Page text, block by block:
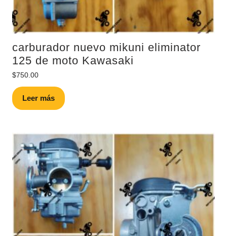
carburador nuevo mikuni eliminator
125 de moto Kawasaki
$750.00
Leer más